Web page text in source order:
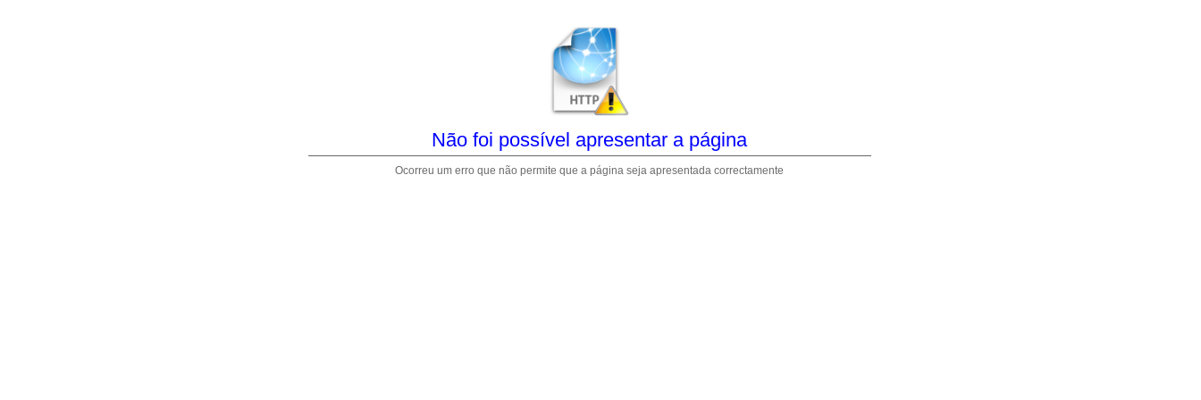
Não foi possível apresentar a página
Ocorreu um erro que não permite que a página seja apresentada correctamente